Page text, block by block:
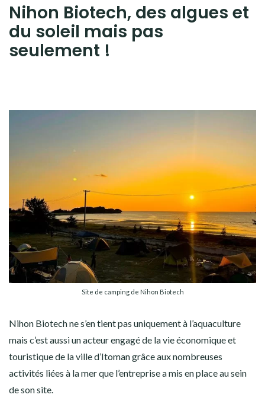
Nihon Biotech, des algues et
du soleil mais pas
seulement !
Site de camping de Nihon Biotech
Nihon Biotech ne s’en tient pas uniquement à l’aquaculture
mais c’est aussi un acteur engagé de la vie économique et
touristique de la ville d’Itoman grâce aux nombreuses
activités liées à la mer que l’entreprise a mis en place au sein
de son site.